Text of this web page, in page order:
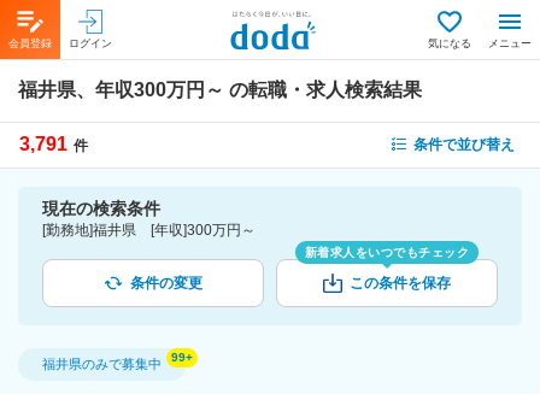
会員登録 ログイン 気になる メニュー
福井県、年収300万円～ の転職・求人検索結果
3,791 件 条件で並び替え
現在の検索条件
[勤務地]福井県 [年収]300万円～
条件の変更
新着求人をいつでもチェック
この条件を保存
福井県のみで募集中